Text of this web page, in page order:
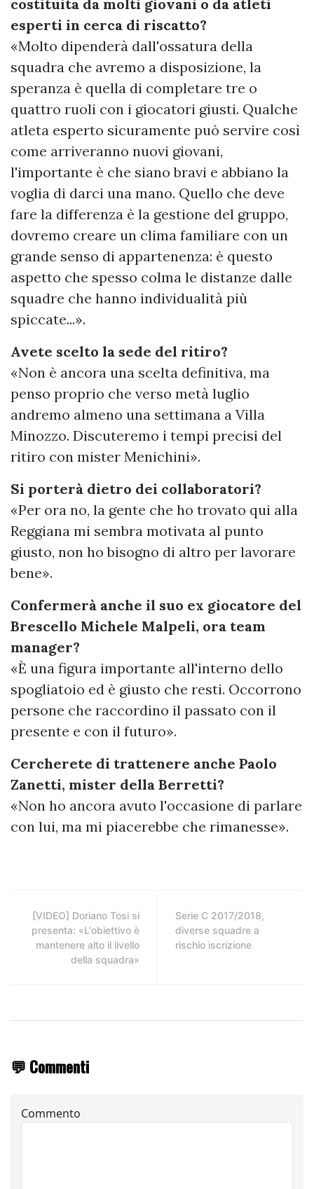
costituita da molti giovani o da atleti
esperti in cerca di riscatto?
«Molto dipenderà dall'ossatura della
squadra che avremo a disposizione, la
speranza è quella di completare tre o
quattro ruoli con i giocatori giusti. Qualche
atleta esperto sicuramente può servire così
come arriveranno nuovi giovani,
l'importante è che siano bravi e abbiano la
voglia di darci una mano. Quello che deve
fare la differenza è la gestione del gruppo,
dovremo creare un clima familiare con un
grande senso di appartenenza: è questo
aspetto che spesso colma le distanze dalle
squadre che hanno individualità più
spiccate...».
Avete scelto la sede del ritiro?
«Non è ancora una scelta definitiva, ma
penso proprio che verso metà luglio
andremo almeno una settimana a Villa
Minozzo. Discuteremo i tempi precisi del
ritiro con mister Menichini».
Si porterà dietro dei collaboratori?
«Per ora no, la gente che ho trovato qui alla
Reggiana mi sembra motivata al punto
giusto, non ho bisogno di altro per lavorare
bene».
Confermerà anche il suo ex giocatore del
Brescello Michele Malpeli, ora team
manager?
«È una figura importante all'interno dello
spogliatoio ed è giusto che resti. Occorrono
persone che raccordino il passato con il
presente e con il futuro».
Cercherete di trattenere anche Paolo
Zanetti, mister della Berretti?
«Non ho ancora avuto l'occasione di parlare
con lui, ma mi piacerebbe che rimanesse».
[VIDEO] Doriano Tosi si
presenta: «L'obiettivo è
mantenere alto il livello
della squadra»
Serie C 2017/2018,
diverse squadre a
rischio iscrizione
💬 Commenti